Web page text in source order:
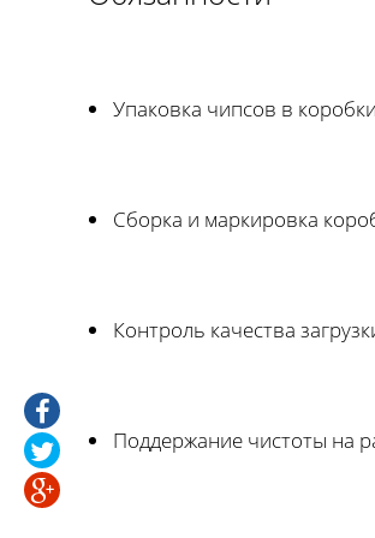
Упаковка чипсов в
Сборка и маркировка
Контроль качества
Поддержание чистоты на